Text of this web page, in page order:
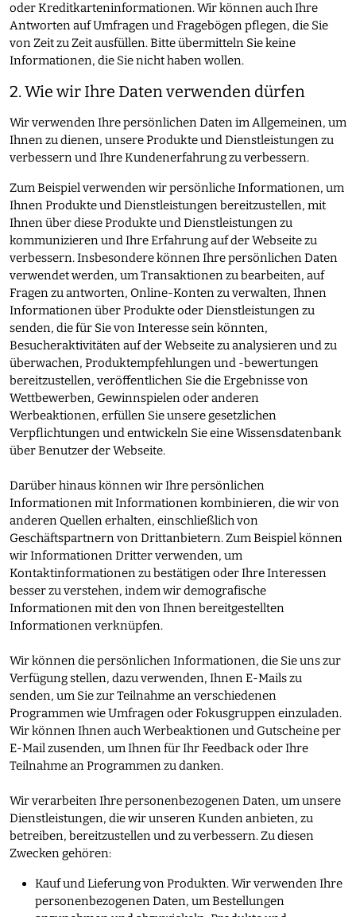
oder Kreditkarteninformationen. Wir können auch Ihre
Antworten auf Umfragen und Fragebögen pflegen, die Sie
von Zeit zu Zeit ausfüllen. Bitte übermitteln Sie keine
Informationen, die Sie nicht haben wollen.
2. Wie wir Ihre Daten verwenden dürfen
Wir verwenden Ihre persönlichen Daten im Allgemeinen, um
Ihnen zu dienen, unsere Produkte und Dienstleistungen zu
verbessern und Ihre Kundenerfahrung zu verbessern.
Zum Beispiel verwenden wir persönliche Informationen, um
Ihnen Produkte und Dienstleistungen bereitzustellen, mit
Ihnen über diese Produkte und Dienstleistungen zu
kommunizieren und Ihre Erfahrung auf der Webseite zu
verbessern. Insbesondere können Ihre persönlichen Daten
verwendet werden, um Transaktionen zu bearbeiten, auf
Fragen zu antworten, Online-Konten zu verwalten, Ihnen
Informationen über Produkte oder Dienstleistungen zu
senden, die für Sie von Interesse sein könnten,
Besucheraktivitäten auf der Webseite zu analysieren und zu
überwachen, Produktempfehlungen und -bewertungen
bereitzustellen, veröffentlichen Sie die Ergebnisse von
Wettbewerben, Gewinnspielen oder anderen
Werbeaktionen, erfüllen Sie unsere gesetzlichen
Verpflichtungen und entwickeln Sie eine Wissensdatenbank
über Benutzer der Webseite.
Darüber hinaus können wir Ihre persönlichen
Informationen mit Informationen kombinieren, die wir von
anderen Quellen erhalten, einschließlich von
Geschäftspartnern von Drittanbietern. Zum Beispiel können
wir Informationen Dritter verwenden, um
Kontaktinformationen zu bestätigen oder Ihre Interessen
besser zu verstehen, indem wir demografische
Informationen mit den von Ihnen bereitgestellten
Informationen verknüpfen.
Wir können die persönlichen Informationen, die Sie uns zur
Verfügung stellen, dazu verwenden, Ihnen E-Mails zu
senden, um Sie zur Teilnahme an verschiedenen
Programmen wie Umfragen oder Fokusgruppen einzuladen.
Wir können Ihnen auch Werbeaktionen und Gutscheine per
E-Mail zusenden, um Ihnen für Ihr Feedback oder Ihre
Teilnahme an Programmen zu danken.
Wir verarbeiten Ihre personenbezogenen Daten, um unsere
Dienstleistungen, die wir unseren Kunden anbieten, zu
betreiben, bereitzustellen und zu verbessern. Zu diesen
Zwecken gehören:
Kauf und Lieferung von Produkten. Wir verwenden Ihre
personenbezogenen Daten, um Bestellungen